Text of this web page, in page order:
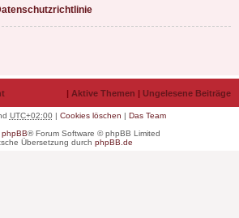
| Aktive Themen | Ungelesene Beiträge
UTC+02:00| Cookies löschen | Das Team
phpBB® Forum Software © phpBB Limited
Übersetzung durch phpBB.de